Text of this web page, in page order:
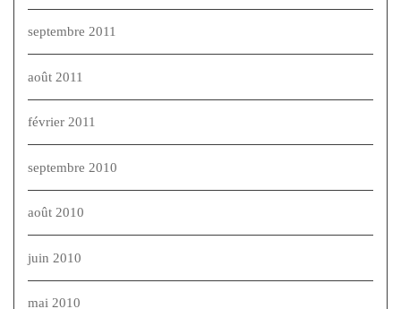
septembre 2011
août 2011
février 2011
septembre 2010
août 2010
juin 2010
mai 2010